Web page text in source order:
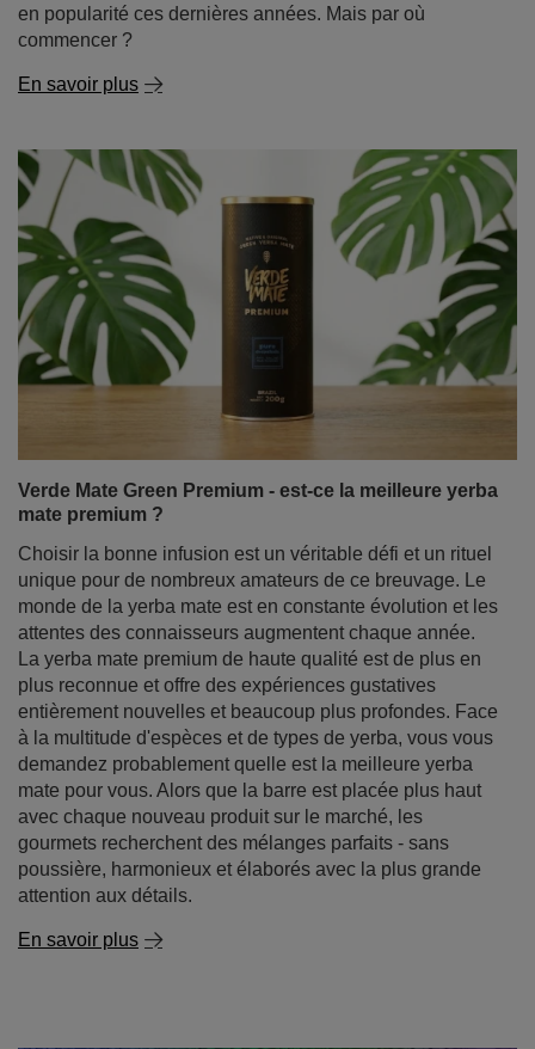
en popularité ces dernières années. Mais par où
commencer ?
En savoir plus
Verde Mate Green Premium - est-ce la meilleure yerba
mate premium ?
Choisir la bonne infusion est un véritable défi et un rituel
unique pour de nombreux amateurs de ce breuvage. Le
monde de la yerba mate est en constante évolution et les
attentes des connaisseurs augmentent chaque année.
La yerba mate premium de haute qualité est de plus en
plus reconnue et offre des expériences gustatives
entièrement nouvelles et beaucoup plus profondes. Face
à la multitude d'espèces et de types de yerba, vous vous
demandez probablement quelle est la meilleure yerba
mate pour vous. Alors que la barre est placée plus haut
avec chaque nouveau produit sur le marché, les
gourmets recherchent des mélanges parfaits - sans
poussière, harmonieux et élaborés avec la plus grande
attention aux détails.
En savoir plus